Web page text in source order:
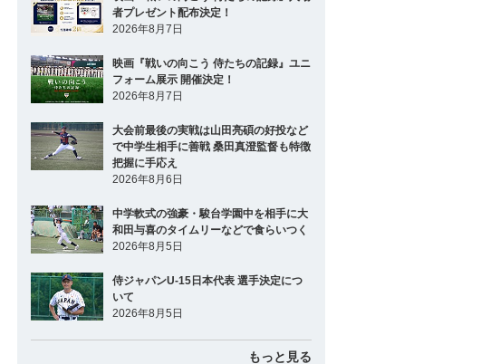
者プレゼント配布決定！
2026年8月7日
映画『戦いの向こう 侍たちの記録』ユニ
フォーム展示 開催決定！
2026年8月7日
大会前最後の実戦は山田亮碩の好投など
で中学生相手に善戦 桑田真澄監督も特徴
把握に手応え
2026年8月6日
中学軟式の強豪・駿台学園中を相手に大
和田与喜のタイムリーなどで食らいつく
2026年8月5日
侍ジャパンU-15日本代表 選手決定につ
いて
2026年8月5日
もっと見る